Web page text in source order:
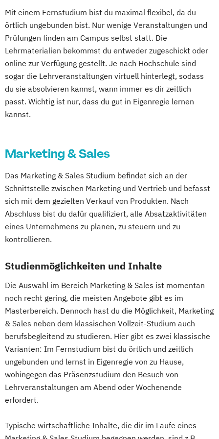
Mit einem Fernstudium bist du maximal flexibel, da du
örtlich ungebunden bist. Nur wenige Veranstaltungen und
Prüfungen finden am Campus selbst statt. Die
Lehrmaterialien bekommst du entweder zugeschickt oder
online zur Verfügung gestellt. Je nach Hochschule sind
sogar die Lehrveranstaltungen virtuell hinterlegt, sodass
du sie absolvieren kannst, wann immer es dir zeitlich
passt. Wichtig ist nur, dass du gut in Eigenregie lernen
kannst.
Marketing & Sales
Das Marketing & Sales Studium befindet sich an der
Schnittstelle zwischen Marketing und Vertrieb und befasst
sich mit dem gezielten Verkauf von Produkten. Nach
Abschluss bist du dafür qualifiziert, alle Absatzaktivitäten
eines Unternehmens zu planen, zu steuern und zu
kontrollieren.
Studienmöglichkeiten und Inhalte
Die Auswahl im Bereich Marketing & Sales ist momentan
noch recht gering, die meisten Angebote gibt es im
Masterbereich. Dennoch hast du die Möglichkeit, Marketing
& Sales neben dem klassischen Vollzeit-Studium auch
berufsbegleitend zu studieren. Hier gibt es zwei klassische
Varianten: Im Fernstudium bist du örtlich und zeitlich
ungebunden und lernst in Eigenregie von zu Hause,
wohingegen das Präsenzstudium den Besuch von
Lehrveranstaltungen am Abend oder Wochenende
erfordert.
Typische wirtschaftliche Inhalte, die dir im Laufe eines